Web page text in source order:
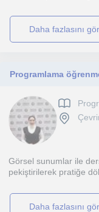
daha fazlasını gör
Görsel sunumlar ile
pekiştirilerek pratiğe
daha fazlasını gör